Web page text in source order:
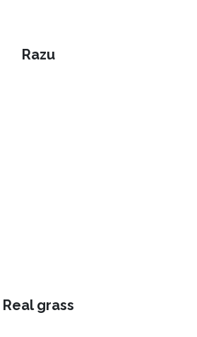
Razu
Real grass